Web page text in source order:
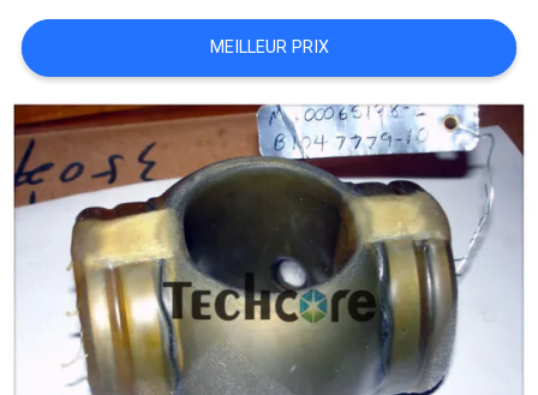
PLAN
DU
SITE
PRIVACY
POLICY
MEILLEUR PRIX